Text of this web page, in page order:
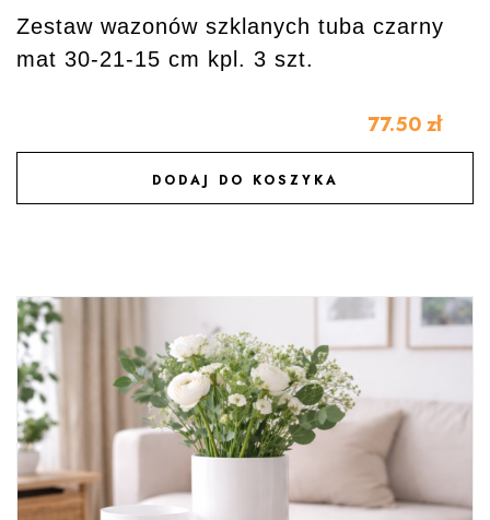
Zestaw wazonów szklanych tuba czarny
mat 30-21-15 cm kpl. 3 szt.
77.50 zł
DODAJ DO KOSZYKA
DODAJ DO ULUBIONYCH